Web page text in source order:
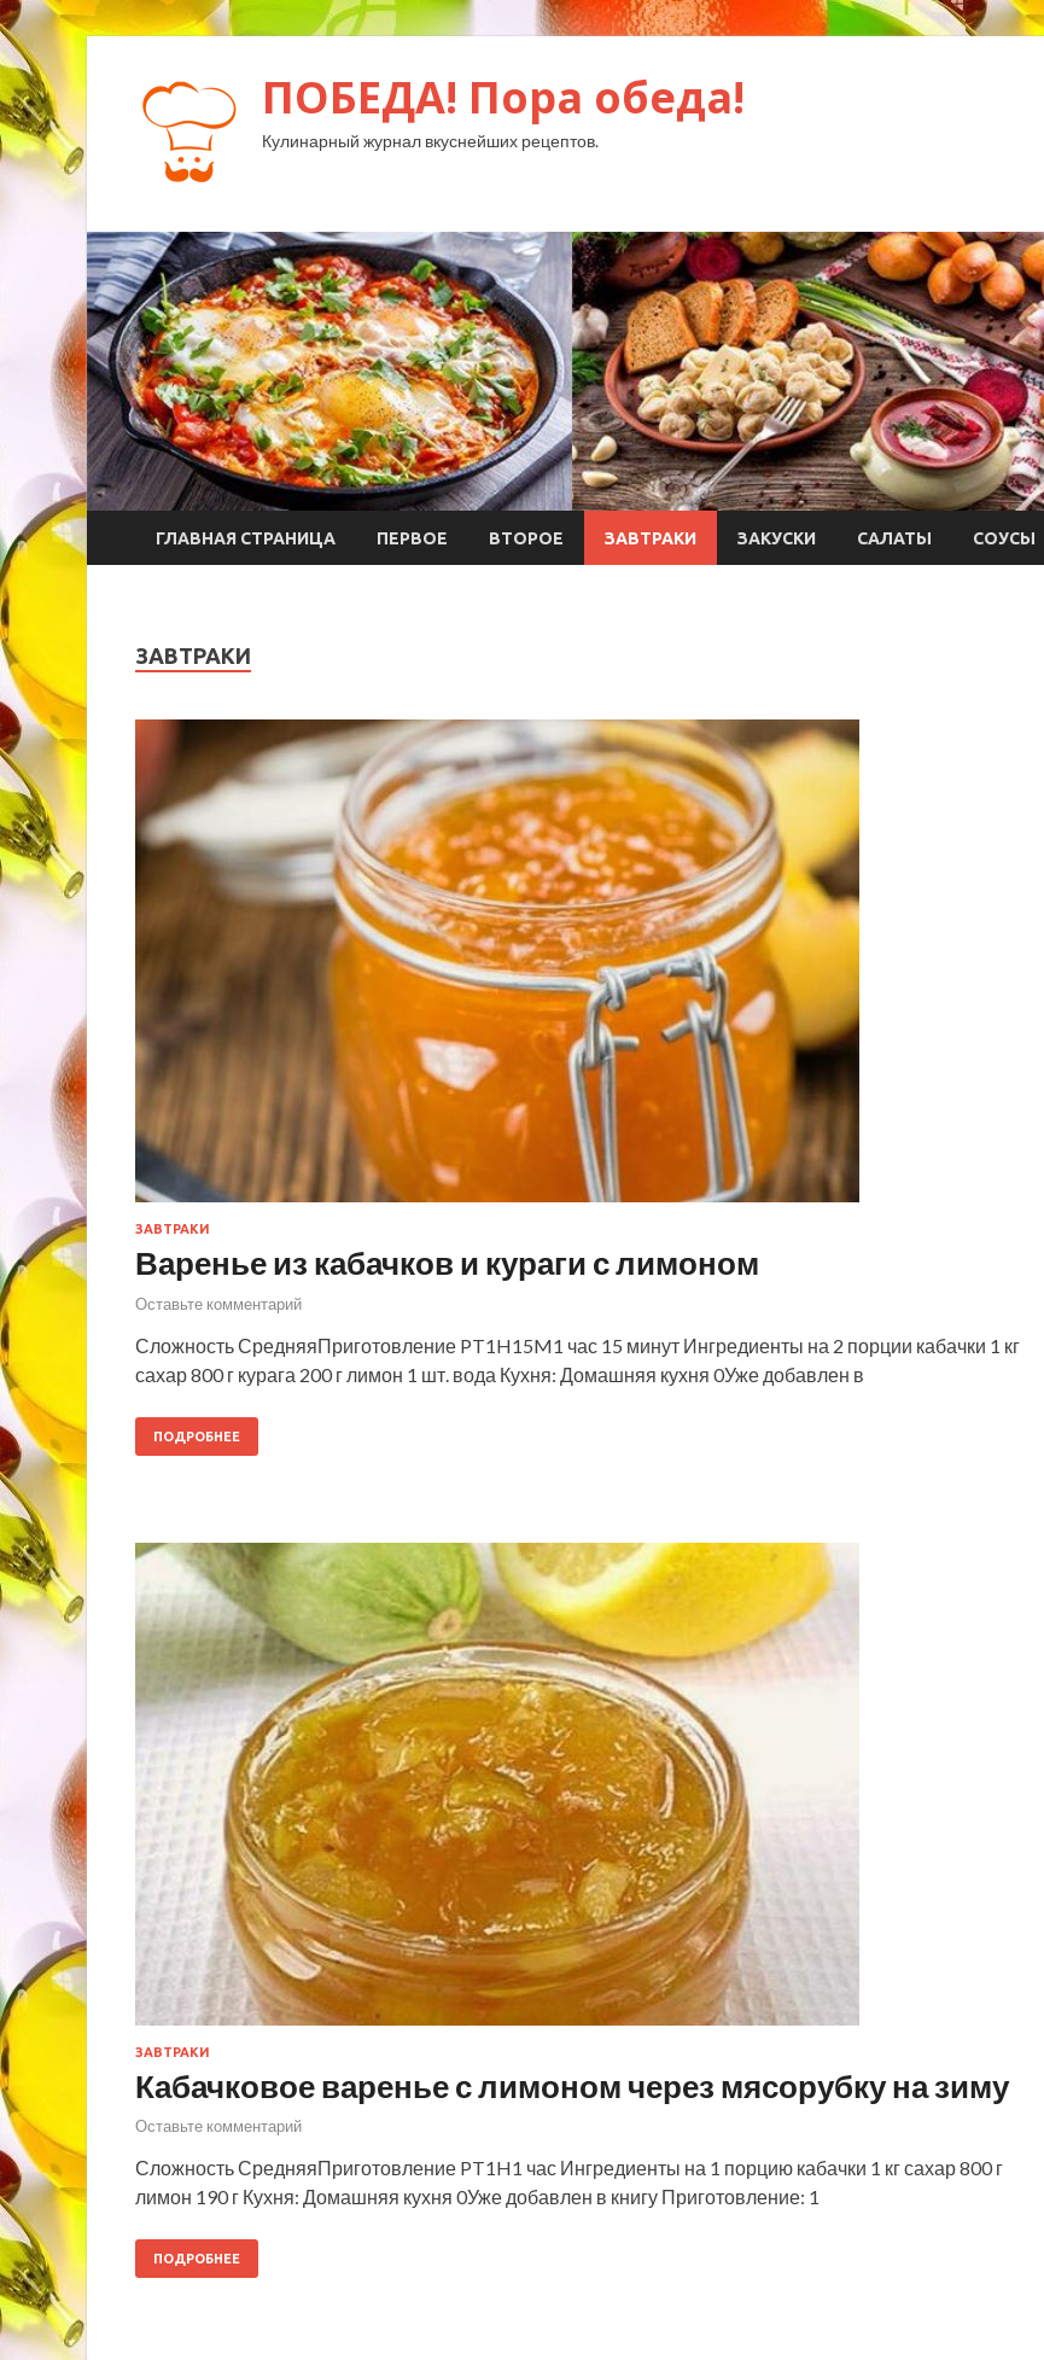
ПОБЕДА! Пора обеда!
Кулинарный журнал вкуснейших рецептов.
ГЛАВНАЯ СТРАНИЦА ПЕРВОЕ ВТОРОЕ ЗАВТРАКИ ЗАКУСКИ САЛАТЫ СОУСЫ
ЗАВТРАКИ
ЗАВТРАКИ
Варенье из кабачков и кураги с лимоном
Оставьте комментарий
Сложность СредняяПриготовление PT1H15M1 час 15 минут Ингредиенты на 2 порции кабачки 1 кг
сахар 800 г курага 200 г лимон 1 шт. вода Кухня: Домашняя кухня 0Уже добавлен в
ПОДРОБНЕЕ
ЗАВТРАКИ
Кабачковое варенье с лимоном через мясорубку на зиму
Оставьте комментарий
Сложность СредняяПриготовление PT1H1 час Ингредиенты на 1 порцию кабачки 1 кг сахар 800 г
лимон 190 г Кухня: Домашняя кухня 0Уже добавлен в книгу Приготовление: 1
ПОДРОБНЕЕ